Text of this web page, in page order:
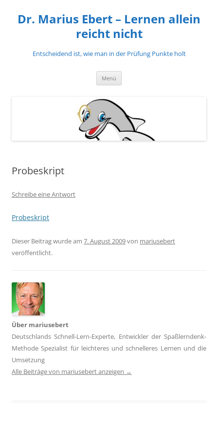
springen
Dr. Marius Ebert – Lernen allein
reicht nicht
Entscheidend ist, wie man in der Prüfung Punkte holt
Menü
Probeskript
Schreibe eine Antwort
Probeskript
Dieser Beitrag wurde am 7. August 2009von mariusebert
veröffentlicht.
Über mariusebert
Deutschlands Schnell-Lern-Experte, Entwickler der Spaßlerndenk-
Methode Spezialist für leichteres und schnelleres Lernen und die
Umsetzung
Alle Beiträge von mariusebert anzeigen →